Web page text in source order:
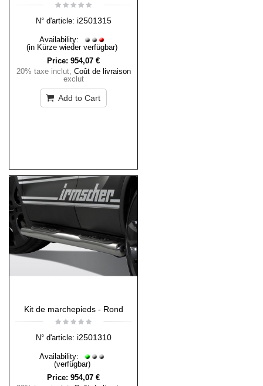
N° d'article: i2501315
Availability:
(in Kürze wieder verfügbar)
Price: 954,07 €
20% taxe inclut, Coût de livraison
exclut
Add to Cart
Kit de marchepieds - Rond
N° d'article: i2501310
Availability:
(verfügbar)
Price: 954,07 €